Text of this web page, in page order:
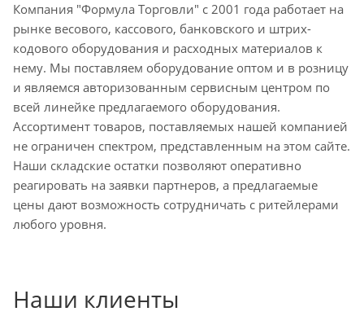
Компания "Формула Торговли" с 2001 года работает на
рынке весового, кассового, банковского и штрих-
кодового оборудования и расходных материалов к
нему. Мы поставляем оборудование оптом и в розницу
и являемся авторизованным сервисным центром по
всей линейке предлагаемого оборудования.
Ассортимент товаров, поставляемых нашей компанией
не ограничен спектром, представленным на этом сайте.
Наши складские остатки позволяют оперативно
реагировать на заявки партнеров, а предлагаемые
цены дают возможность сотрудничать с ритейлерами
любого уровня.
Наши клиенты